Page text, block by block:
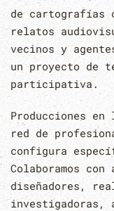
de cartografías
relatos
vecinos y
un proyecto de
participativa.
Producciones en
red de
configura
Colaboramos
diseñadores,
investigadoras,